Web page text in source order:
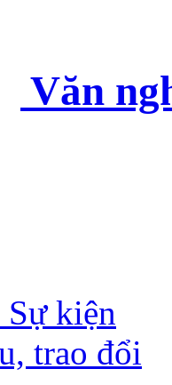
Văn
kiện
trao đổi